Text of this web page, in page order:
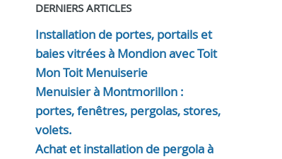
DERNIERS ARTICLES
Installation de portes, portails et
baies vitrées à Mondion avec Toit
Mon Toit Menuiserie
Menuisier à Montmorillon :
portes, fenêtres, pergolas, stores,
volets.
Achat et installation de pergola à